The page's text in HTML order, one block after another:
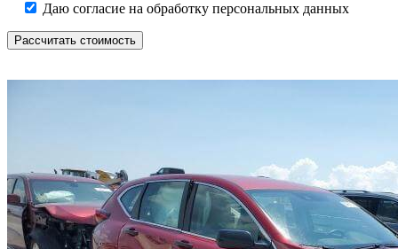
Даю согласие на обработку персональных данных